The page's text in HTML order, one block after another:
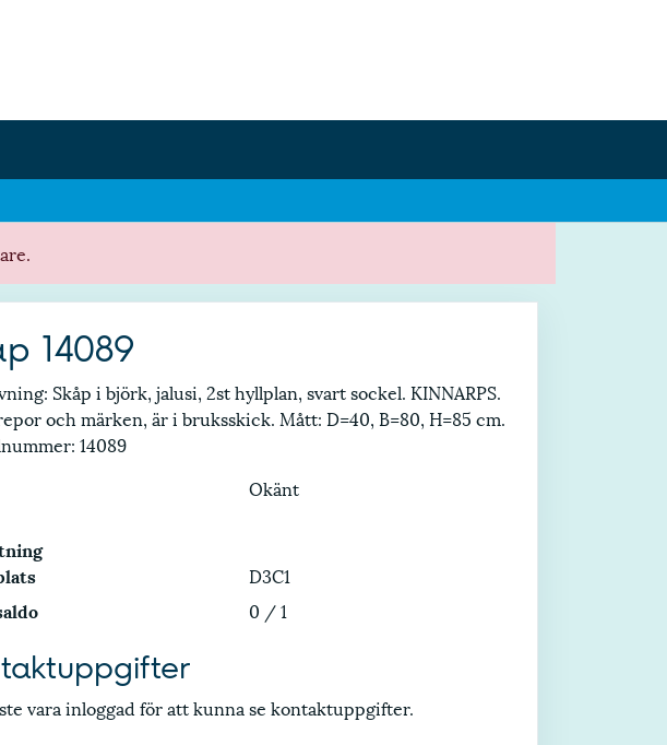
14089
Skåp i björk, jalusi, 2st hyllplan, svart sockel. KINNARPS.
och märken, är i bruksskick. Mått: D=40, B=80, H=85 cm.
14089
Okänt
D3C1
0 / 1
vara inloggad för att kunna se kontaktuppgifter.